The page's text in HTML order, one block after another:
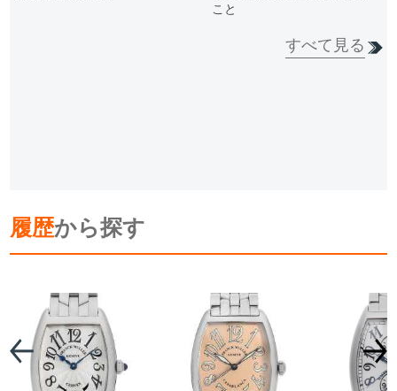
こと
すべて見る
履歴から探す